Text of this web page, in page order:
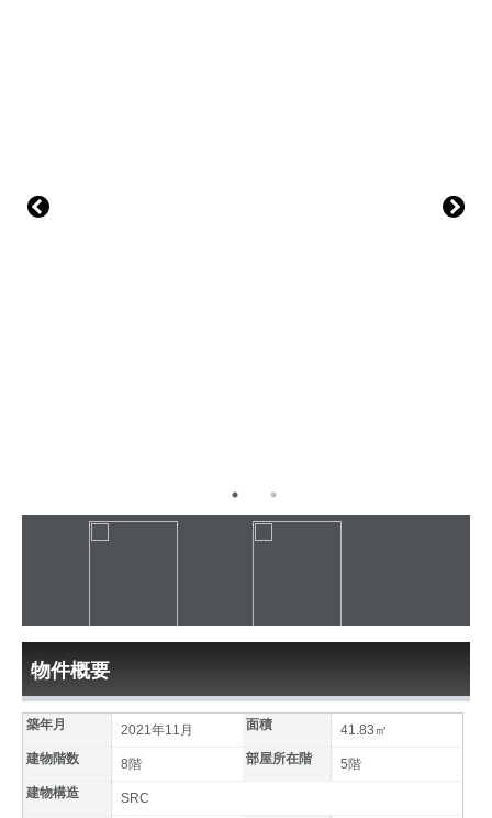
物件概要
築年月 2021年11月 面積
41.83㎡
建物階数
8階 部屋所在階
5階
建物構造
SRC